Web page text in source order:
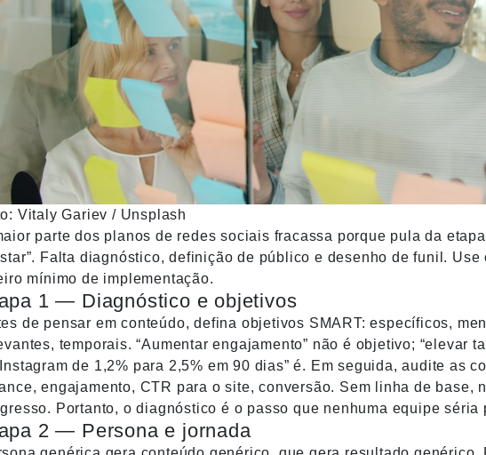
Vitaly Gariev / Unsplash
parte dos planos de redes sociais fracassa porque pula da
Falta diagnóstico, definição de público e desenho de funil. Use
mínimo de implementação.
1 — Diagnóstico e objetivos
de pensar em conteúdo, defina objetivos SMART: específicos,
temporais. “Aumentar engajamento” não é objetivo; “elevar
de 1,2% para 2,5% em 90 dias” é. Em seguida, audite as
engajamento, CTR para o site, conversão. Sem linha de base,
Portanto, o diagnóstico é o passo que nenhuma equipe séria
2 — Persona e jornada